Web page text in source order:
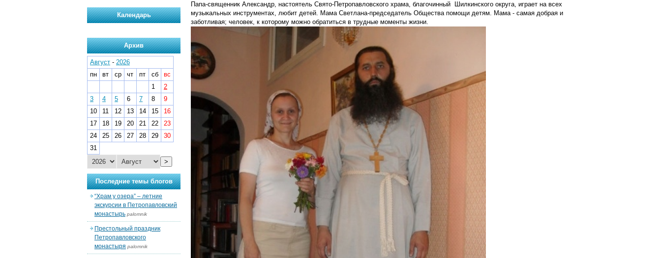
Папа-священник Александр, настоятель Свято-Петропавловского храма, благочинный Шилкинского округа, играет на всех
музыкальных инструментах, любит детей. Мама Светлана-председатель Общества помощи детям. Мама - самая добрая и
заботливая; человек, к которому можно обратиться в трудные моменты жизни.
Календарь
Архив
Август - 2026
пн
вт ср чт пт сб
вс
1
2
3
4 5 6 7 8
9
10
11 12 13 14 15
16
17
18 19 20 21 22
23
24
25 26 27 28 29
30
31
>
Последние темы блогов
“Храм у озера” – летние
экскурсии в Петропавловский
монастырь palomnik
Престольный праздник
Петропавловского
монастыря palomnik